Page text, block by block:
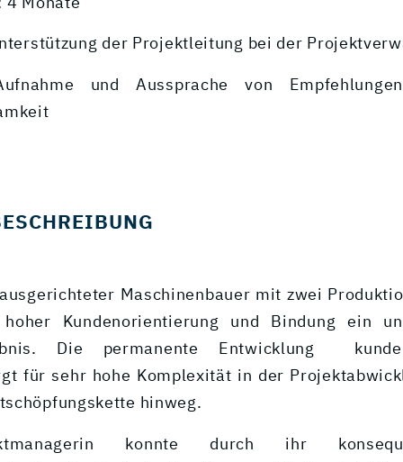
4 Monate
der Projektleitung bei der
und Aussprache von
Maschinenbauer mit zwei
Kundenorientierung und Bindung ein
Die permanente Entwicklung
für sehr hohe Komplexität in der
hinweg.
konnte durch ihr